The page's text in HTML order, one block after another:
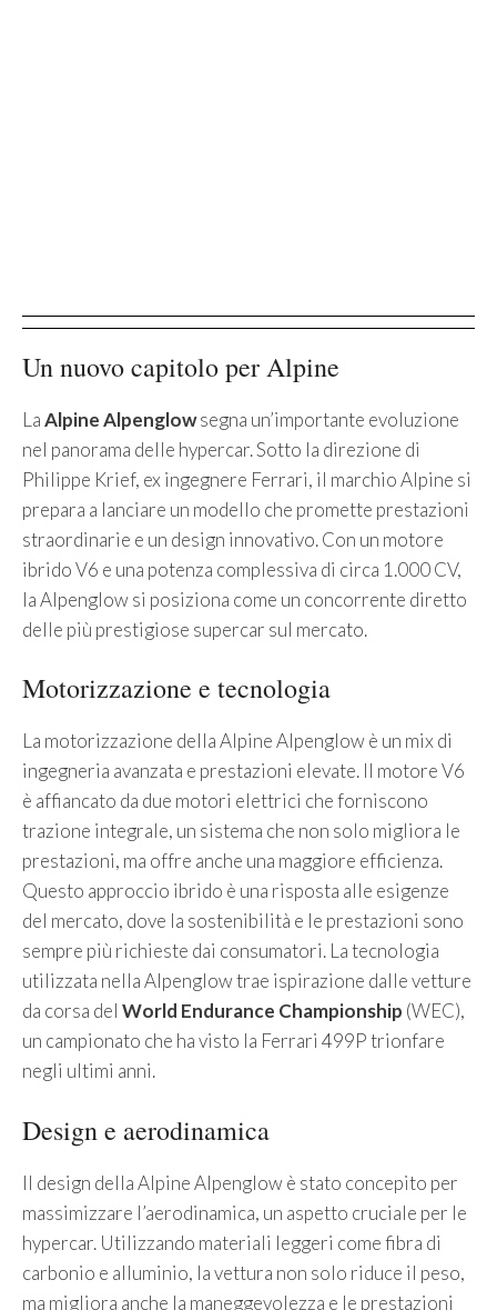
Un nuovo capitolo per Alpine
LaAlpine Alpenglowsegna un’importante evoluzione
nel panorama delle hypercar. Sotto la direzione di
Philippe Krief, ex ingegnere Ferrari, il marchio Alpine si
prepara a lanciare un modello che promette prestazioni
straordinarie e un design innovativo. Con un motore
ibrido V6 e una potenza complessiva di circa 1.000 CV,
la Alpenglow si posiziona come un concorrente diretto
delle più prestigiose supercar sul mercato.
Motorizzazione e tecnologia
La motorizzazione della Alpine Alpenglow è un mix di
ingegneria avanzata e prestazioni elevate. Il motore V6
è affiancato da due motori elettrici che forniscono
trazione integrale, un sistema che non solo migliora le
prestazioni, ma offre anche una maggiore efficienza.
Questo approccio ibrido è una risposta alle esigenze
del mercato, dove la sostenibilità e le prestazioni sono
sempre più richieste dai consumatori. La tecnologia
utilizzata nella Alpenglow trae ispirazione dalle vetture
da corsa del World Endurance Championship (WEC),
un campionato che ha visto la Ferrari 499P trionfare
negli ultimi anni.
Design e aerodinamica
Il design della Alpine Alpenglow è stato concepito per
massimizzare l’aerodinamica, un aspetto cruciale per le
hypercar. Utilizzando materiali leggeri come fibra di
carbonio e alluminio, la vettura non solo riduce il peso,
ma migliora anche la maneggevolezza e le prestazioni